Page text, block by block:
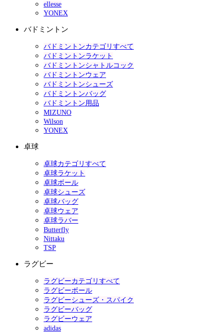
ellesse
YONEX
バドミントン
バドミントンカテゴリすべて
バドミントンラケット
バドミントンシャトルコック
バドミントンウェア
バドミントンシューズ
バドミントンバッグ
バドミントン用品
MIZUNO
Wilson
YONEX
卓球
卓球カテゴリすべて
卓球ラケット
卓球ボール
卓球シューズ
卓球バッグ
卓球ウェア
卓球ラバー
Butterfly
Nittaku
TSP
ラグビー
ラグビーカテゴリすべて
ラグビーボール
ラグビーシューズ・スパイク
ラグビーバッグ
ラグビーウェア
adidas